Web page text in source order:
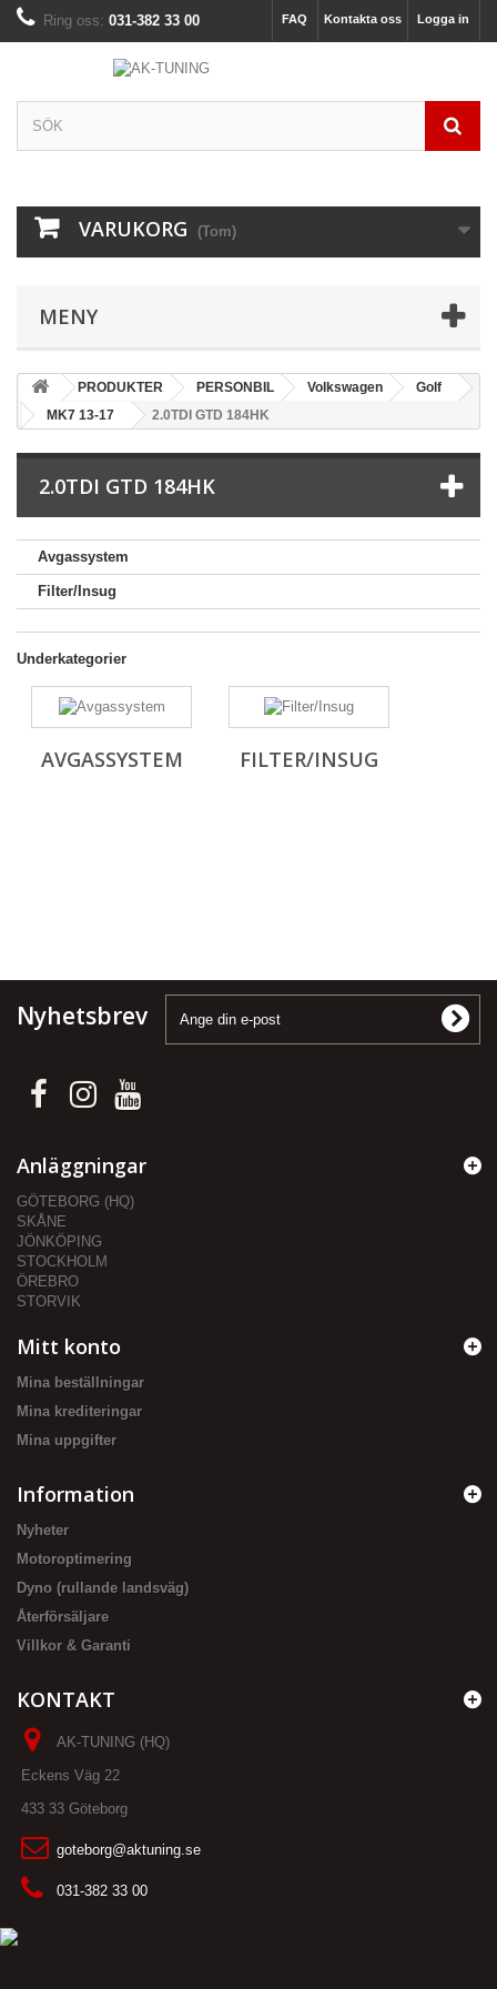
Logga in
Kontakta oss
FAQ
Ring oss: 031-382 33 00
VARUKORG (Tom)
MENY
PRODUKTER PERSONBIL Volkswagen
Golf
MK7 13-17
2.0TDI GTD 184HK
2.0TDI GTD 184HK
Avgassystem
Filter/Insug
Underkategorier
AVGASSYSTEM FILTER/INSUG
Nyhetsbrev
Anläggningar
GÖTEBORG (HQ)
SKÅNE
JÖNKÖPING
STOCKHOLM
ÖREBRO
STORVIK
Mitt konto
Mina beställningar
Mina krediteringar
Mina uppgifter
Information
Nyheter
Motoroptimering
Dyno (rullande landsväg)
Återförsäljare
Villkor & Garanti
KONTAKT
AK-TUNING (HQ)
Eckens Väg 22
433 33 Göteborg
goteborg@aktuning.se
031-382 33 00